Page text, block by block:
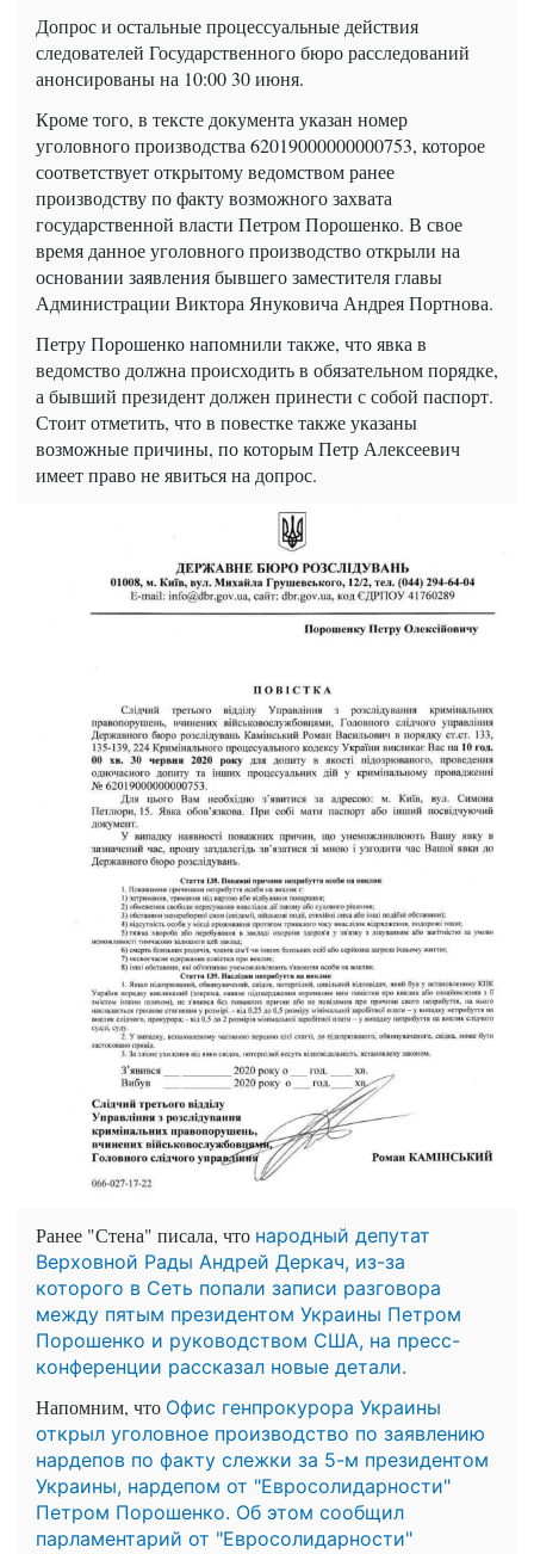
Допрос и остальные процессуальные действия
следователей Государственного бюро расследований
анонсированы на 10:00 30 июня.
Кроме того, в тексте документа указан номер
уголовного производства 62019000000000753, которое
соответствует открытому ведомством ранее
производству по факту возможного захвата
государственной власти Петром Порошенко. В свое
время данное уголовного производство открыли на
основании заявления бывшего заместителя главы
Администрации Виктора Януковича Андрея Портнова.
Петру Порошенко напомнили также, что явка в
ведомство должна происходить в обязательном порядке,
а бывший президент должен принести с собой паспорт.
Стоит отметить, что в повестке также указаны
возможные причины, по которым Петр Алексеевич
имеет право не явиться на допрос.
Ранее "Стена" писала, что народный депутат
Верховной Рады Андрей Деркач, из-за
которого в Сеть попали записи разговора
между пятым президентом Украины Петром
Порошенко и руководством США, на пресс-
конференции рассказал новые детали.
Напомним, что Офис генпрокурора Украины
открыл уголовное производство по заявлению
нардепов по факту слежки за 5-м президентом
Украины, нардепом от "Евросолидарности"
Петром Порошенко. Об этом сообщил
парламентарий от "Евросолидарности"